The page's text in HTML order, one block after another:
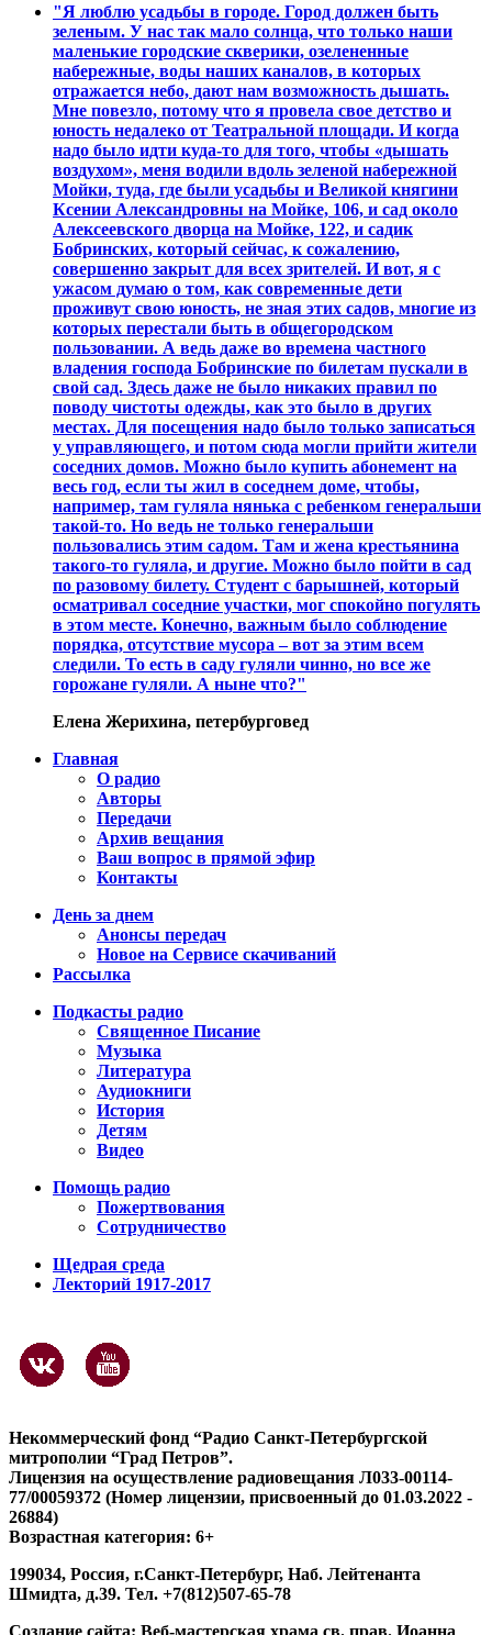
"Я люблю усадьбы в городе. Город должен быть
зеленым. У нас так мало солнца, что только наши
маленькие городские скверики, озелененные
набережные, воды наших каналов, в которых
отражается небо, дают нам возможность дышать.
Мне повезло, потому что я провела свое детство и
юность недалеко от Театральной площади. И когда
надо было идти куда-то для того, чтобы «дышать
воздухом», меня водили вдоль зеленой набережной
Мойки, туда, где были усадьбы и Великой княгини
Ксении Александровны на Мойке, 106, и сад около
Алексеевского дворца на Мойке, 122, и садик
Бобринских, который сейчас, к сожалению,
совершенно закрыт для всех зрителей. И вот, я с
ужасом думаю о том, как современные дети
проживут свою юность, не зная этих садов, многие из
которых перестали быть в общегородском
пользовании. А ведь даже во времена частного
владения господа Бобринские по билетам пускали в
свой сад. Здесь даже не было никаких правил по
поводу чистоты одежды, как это было в других
местах. Для посещения надо было только записаться
у управляющего, и потом сюда могли прийти жители
соседних домов. Можно было купить абонемент на
весь год, если ты жил в соседнем доме, чтобы,
например, там гуляла нянька с ребенком генеральши
такой-то. Но ведь не только генеральши
пользовались этим садом. Там и жена крестьянина
такого-то гуляла, и другие. Можно было пойти в сад
по разовому билету. Студент с барышней, который
осматривал соседние участки, мог спокойно погулять
в этом месте. Конечно, важным было соблюдение
порядка, отсутствие мусора – вот за этим всем
следили. То есть в саду гуляли чинно, но все же
горожане гуляли. А ныне что?"
Елена Жерихина, петербурговед
Главная
О радио
Авторы
Передачи
Архив вещания
Ваш вопрос в прямой эфир
Контакты
День за днем
Анонсы передач
Новое на Сервисе скачиваний
Рассылка
Подкасты радио
Священное Писание
Музыка
Литература
Аудиокниги
История
Детям
Видео
Помощь радио
Пожертвования
Сотрудничество
Щедрая среда
Лекторий 1917-2017
Некоммерческий фонд “Радио Санкт-Петербургской
митрополии “Град Петров”.
Лицензия на осуществление радиовещания Л033-00114-
77/00059372 (Номер лицензии, присвоенный до 01.03.2022 -
26884)
Возрастная категория: 6+
199034, Россия, г.Санкт-Петербург, Наб. Лейтенанта
Шмидта, д.39. Тел. +7(812)507-65-78
Создание сайта: Веб-мастерская храма св. прав. Иоанна